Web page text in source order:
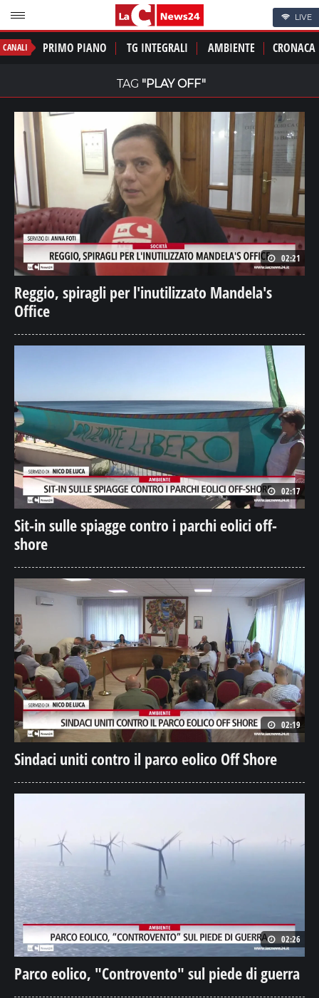
LIVE
CANALI PRIMO PIANO TG INTEGRALI AMBIENTE CRONACA
TAG "PLAY OFF"
02:21
Reggio, spiragli per l'inutilizzato Mandela's
Office
02:17
Sit-in sulle spiagge contro i parchi eolici off-
shore
02:19
Sindaci uniti contro il parco eolico Off Shore
02:26
Parco eolico, "Controvento" sul piede di guerra